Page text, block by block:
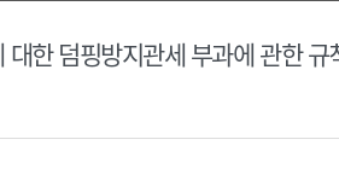
한 덤핑방지관세 부과에 관한 규